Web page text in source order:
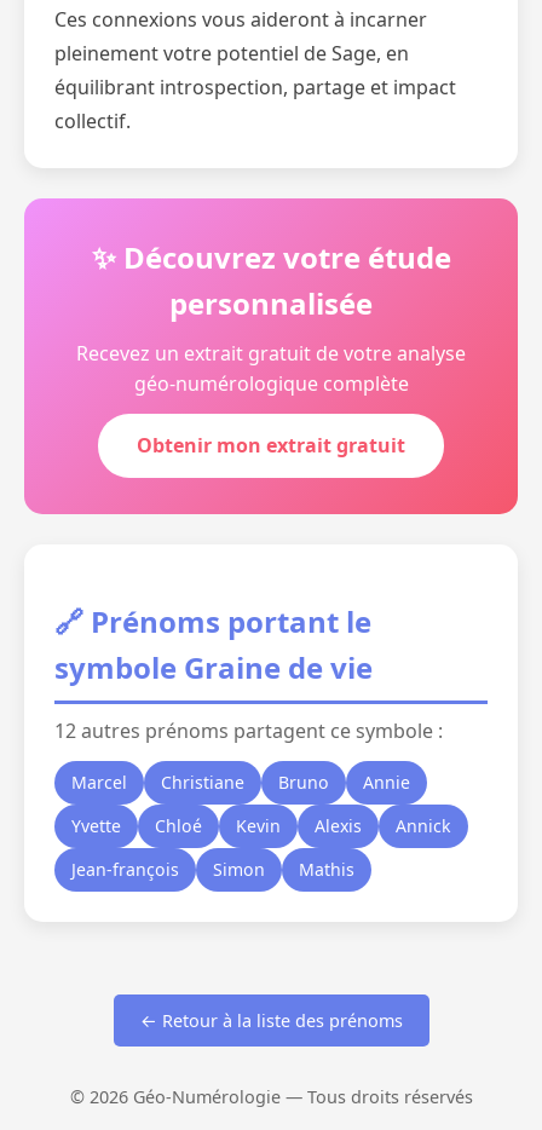
Ces connexions vous aideront à incarner
pleinement votre potentiel de Sage, en
équilibrant introspection, partage et impact
collectif.
✨ Découvrez votre étude
personnalisée
Recevez un extrait gratuit de votre analyse
géo-numérologique complète
Obtenir mon extrait gratuit
🔗 Prénoms portant le
symbole Graine de vie
12 autres prénoms partagent ce symbole :
Marcel Christiane Bruno
Annie
Yvette
Chloé Kevin Alexis
Annick
Jean-françois
Simon Mathis
← Retour à la liste des prénoms
© 2026 Géo-Numérologie — Tous droits réservés